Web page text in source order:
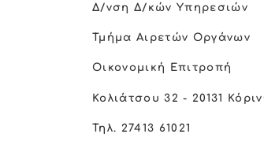
Δ/νση Δ/κών Υπηρεσιών
Τμήμα Αιρετών Οργάνων
Οικονομική Επιτροπή
Κολιάτσου 32 - 20131
Τηλ. 27413 61021